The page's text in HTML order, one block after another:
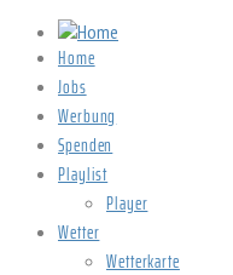
Home
Jobs
Werbung
Spenden
Playlist
Player
Wetter
Wetterkarte